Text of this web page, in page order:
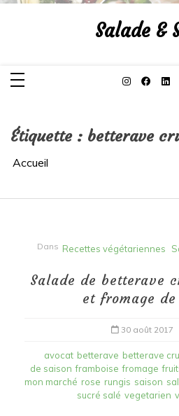
Aller
Salade &
Étiquette : betterave
Accueil
Dans Recettes végétariennes
Salade de betterave
et fromage
30 août 2017
avocat betterave betterave
de saison framboise fromage
mon marché rose rungis saison
sucré salé vegetarien